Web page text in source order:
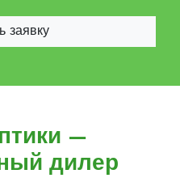
заявку
—
дилер